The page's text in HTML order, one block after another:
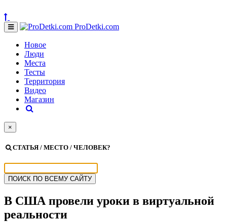
ProDetki.com
Новое
Люди
Места
Тесты
Территория
Видео
Магазин
×
СТАТЬЯ / МЕСТО / ЧЕЛОВЕК?
В США провели уроки в виртуальной
реальности